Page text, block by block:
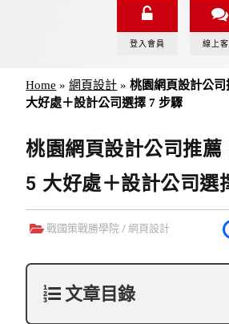
登入會員 線上
Home »網頁設計 »桃園網頁設計公
大好處＋設計公司選擇 7 步驟
桃園網頁設計公司推薦
5 大好處＋設計公司選
戰國策戰勝學院 /網頁設計
文章目錄